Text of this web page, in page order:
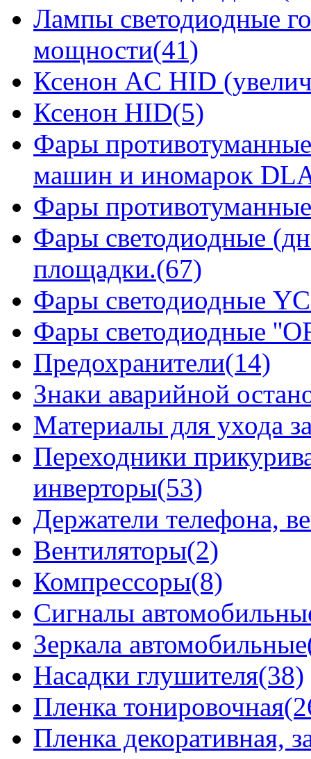
Лампы светодиодные
мощности(41)
Ксенон AC HID
Ксенон HID(5)
Фары
машин и иномарок
Фары
Фары светодиодные
площадки.(67)
Фары светодиодные
Фары светодиодные
Предохранители(14)
Знаки аварийной
Материалы для ухода
Переходники
инверторы(53)
Держатели телефона,
Вентиляторы(2)
Компрессоры(8)
Сигналы
Зеркала
Насадки глушителя(38)
Пленка
Пленка декоративная,